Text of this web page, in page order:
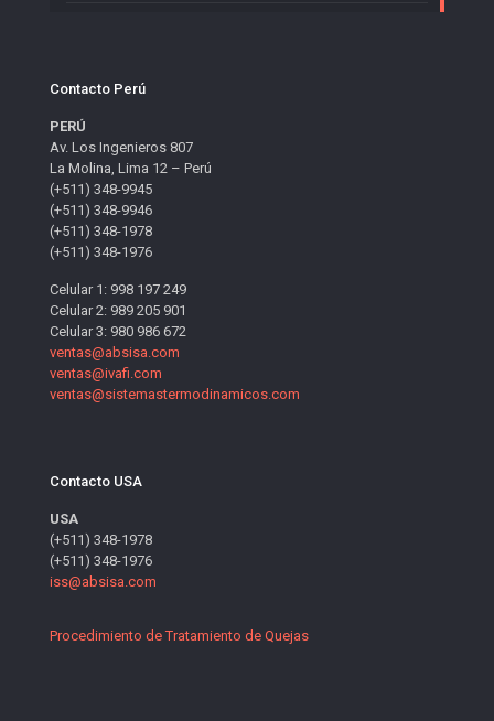
Contacto Perú
PERÚ
Av. Los Ingenieros 807
La Molina, Lima 12 – Perú
(+511) 348-9945
(+511) 348-9946
(+511) 348-1978
(+511) 348-1976
Celular 1: 998 197 249
Celular 2: 989 205 901
Celular 3: 980 986 672
ventas@absisa.com
ventas@ivafi.com
ventas@sistemastermodinamicos.com
Contacto USA
USA
(+511) 348-1978
(+511) 348-1976
iss@absisa.com
Procedimiento de Tratamiento de Quejas